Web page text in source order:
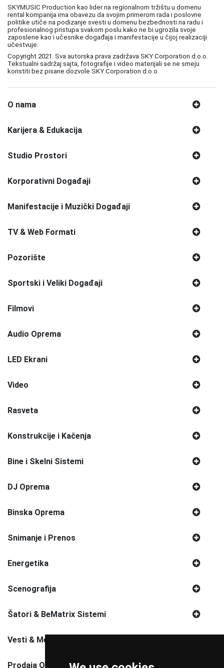
SKYMUSIC Production kao lider na regionalnom tržištu u domenu
rental kompanija ima obavezu da svojim primerom rada i poslovne
politike utiče na podizanje svesti u domenu bezbednosti na radu i
profesionalnog pristupa svakom poslu kako ne bi ugrozila svoje
zaposlene kao i učesnike događaja i manifestacije u čijoj realizaciji
učestvuje.
Copyright 2021. Sva autorska prava zadržava SKY Corporation d.o.o.
Tekstualni sadržaj sajta, fotografije i video materijali se ne smeju
koristiti bez pisane dozvole SKY Corporation d.o.o.
O nama
Karijera & Edukacija
Studio Prostori
Korporativni Događaji
Manifestacije i Muzički Događaji
TV & Web Formati
Pozorište
Sportski i Veliki Događaji
Filmovi
Audio Oprema
LED Ekrani
Video
Rasveta
Konstrukcije i Kačenja
Bine i Skelni Sistemi
DJ Oprema
Binska Oprema
Snimanje i Prenos
Energetika
Scenografija
Šatori & BeMatrix Sistemi
Vesti & Media
Prodaja Opreme